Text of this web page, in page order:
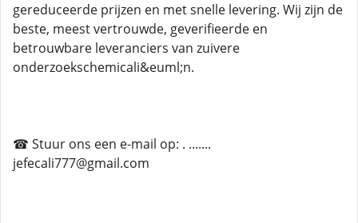
gereduceerde prijzen en met snelle levering. Wij zijn de
beste, meest vertrouwde, geverifieerde en
betrouwbare leveranciers van zuivere
onderzoekschemicali&euml;n.
☎ Stuur ons een e-mail op: . .......
jefecali777@gmail.com